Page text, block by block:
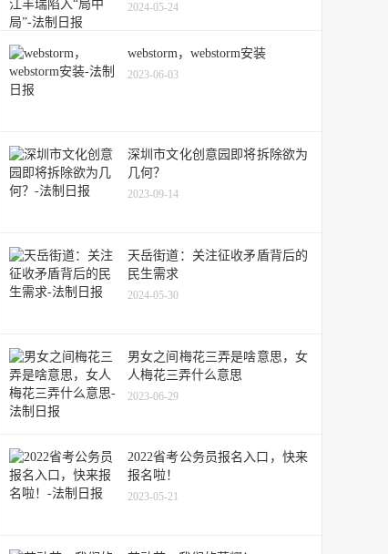
2024-05-24
webstorm，webstorm安装
2023-06-03
深圳市文化创意园即将拆除欲为
几何？
2023-09-14
天岳街道：关注征收矛盾背后的
民生需求
2024-05-30
男女之间梅花三弄是啥意思，女
人梅花三弄什么意思
2023-06-29
2022省考公务员报名入口，快来
报名啦！
2023-05-21